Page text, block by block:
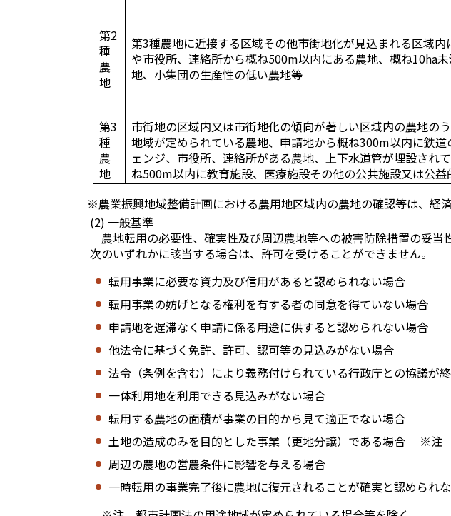
第2
種
農
地
第3種農地に近接する区域その他市街地化が見込まれる区域
や市役所、連絡所から概ね500m以内にある農地、概ね10ha
地、小集団の生産性の低い農地等
第3
種
農
地
市街地の区域内又は市街地化の傾向が著しい区域内の農地の
地域が定められている農地、申請地から概ね300m以内に鉄
ェンジ、市役所、連絡所がある農地、上下水道管が埋設され
ね500m以内に教育施設、医療施設その他の公共施設又は公
※農業振興地域整備計画における農用地区域内の農地の確認等は、経
(2) 一般基準
農地転用の必要性、確実性及び周辺農地等への被害防除措置の妥当
次のいずれかに該当する場合は、許可を受けることができません。
転用事業に必要な資力及び信用があると認められない場合
転用事業の妨げとなる権利を有する者の同意を得ていない場合
申請地を遅滞なく申請に係る用途に供すると認められない場合
他法令に基づく免許、許可、認可等の見込みがない場合
法令（条例を含む）により義務付けられている行政庁との協議が
一体利用地を利用できる見込みがない場合
転用する農地の面積が事業の目的から見て適正でない場合
土地の造成のみを目的とした事業（更地分譲）である場合 ※注
周辺の農地の営農条件に影響を与える場合
一時転用の事業完了後に農地に復元されることが確実と認められ